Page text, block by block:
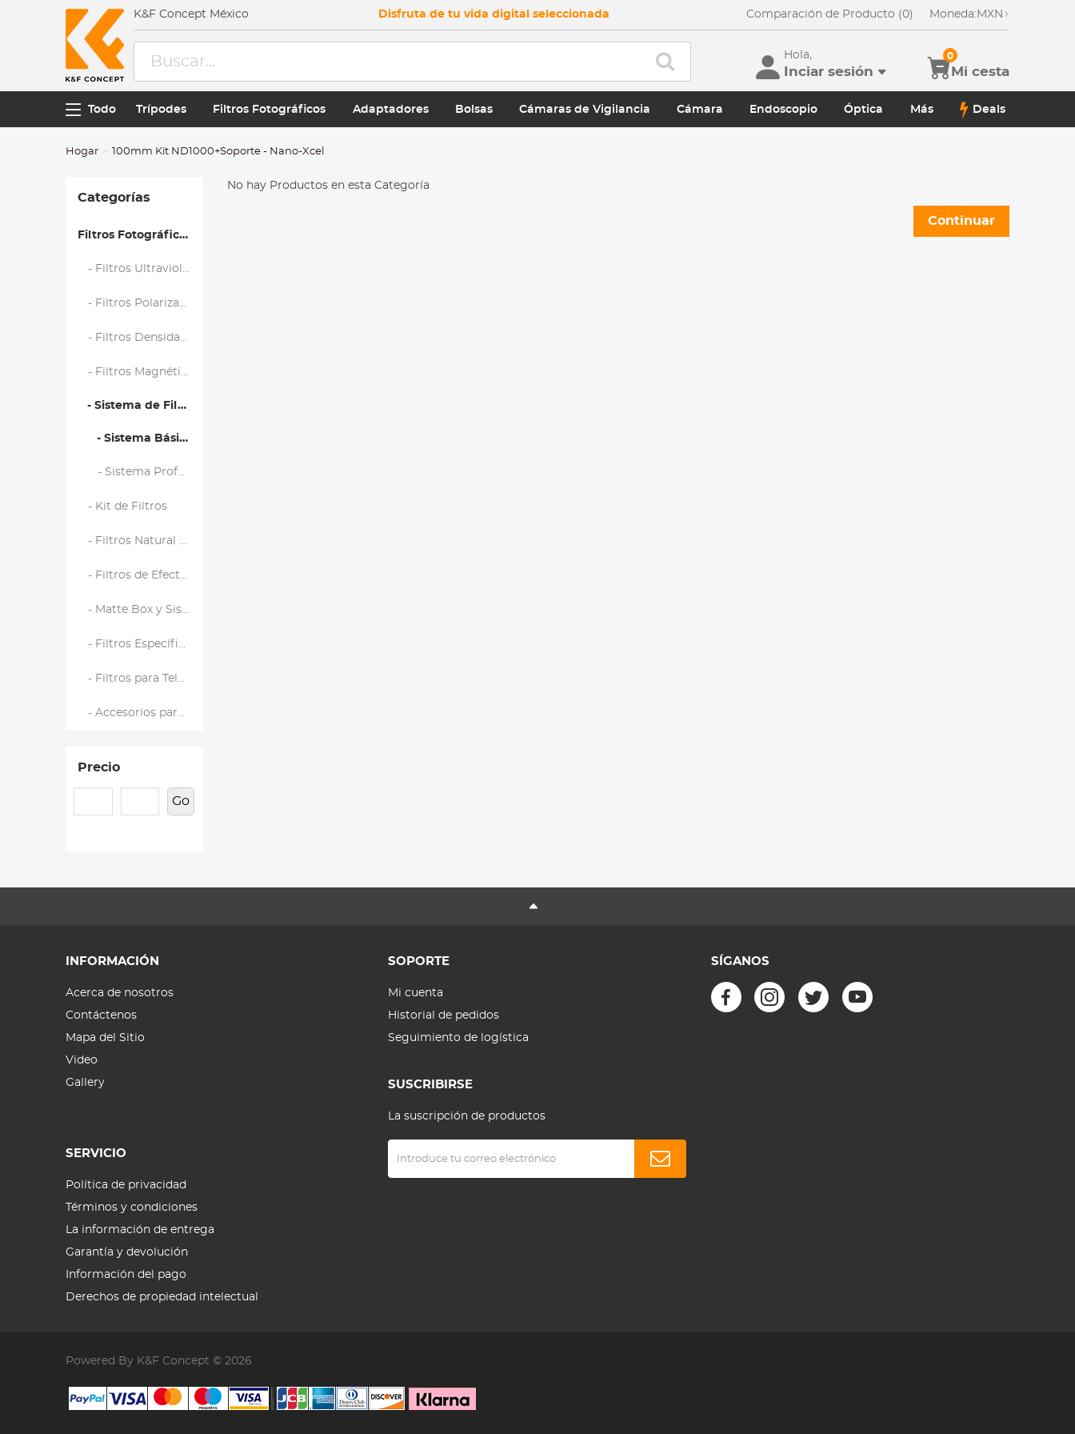
K&F Concept México Disfruta de tu vida digital seleccionada Comparación de Producto (0) Moneda: MXN
Hola,
Inciar sesión Mi cesta
0
Todo Trípodes Filtros Fotográficos Adaptadores Bolsas Cámaras de Vigilancia Cámara Endoscopio Óptica Más Deals
Hogar 100mm Kit ND1000+Soporte - Nano-Xcel
Categorías
Filtros Fotográficos
- Filtros Ultravioleta (UV)
- Filtros Polarizadores (CPL)
- Filtros Densidad Neutra (ND)
- Filtros Magnéticos
- Sistema de Filtro Cuadrado
- Sistema Básico
- Sistema Profesional
- Kit de Filtros
- Filtros Natural Night
- Filtros de Efectos
- Matte Box y Sistemas de Filtrado
- Filtros Específicos de Marca
- Filtros para Teléfono
- Accesorios para Filtros
Precio
Go
No hay Productos en esta Categoría
Continuar
INFORMACIÓN
Acerca de nosotros
Contáctenos
Mapa del Sitio
Video
Gallery
SERVICIO
Política de privacidad
Términos y condiciones
La información de entrega
Garantía y devolución
Información del pago
Derechos de propiedad intelectual
SOPORTE
Mi cuenta
Historial de pedidos
Seguimiento de logística
SUSCRIBIRSE
La suscripción de productos
SÍGANOS
Powered By K&F Concept © 2026